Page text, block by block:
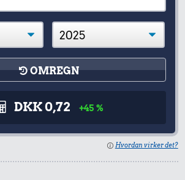
OMREGN
DKK 0,72 +45 %
Hvordan virker det?